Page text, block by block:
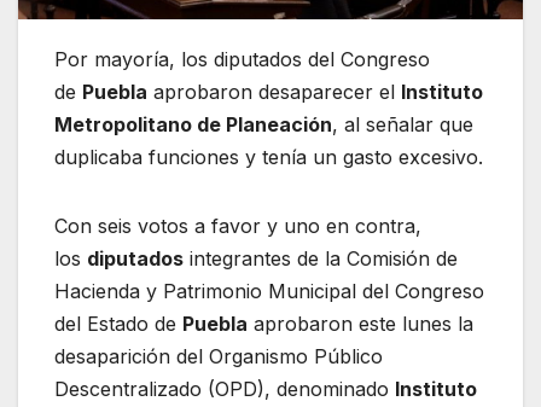
Por mayoría, los diputados del Congreso
de Puebla aprobaron desaparecer el Instituto
Metropolitano de Planeación, al señalar que
duplicaba funciones y tenía un gasto excesivo.
Con seis votos a favor y uno en contra,
los diputados integrantes de la Comisión de
Hacienda y Patrimonio Municipal del Congreso
del Estado de Puebla aprobaron este lunes la
desaparición del Organismo Público
Descentralizado (OPD), denominado Instituto